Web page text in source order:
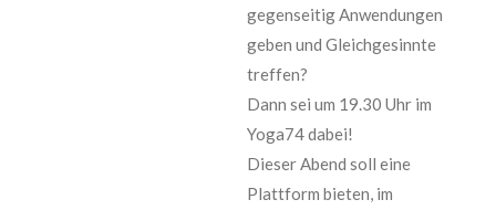
gegenseitig Anwendungen
geben und Gleichgesinnte
treffen?
Dann sei um 19.30 Uhr im
Yoga74 dabei!
Dieser Abend soll eine
Plattform bieten, im